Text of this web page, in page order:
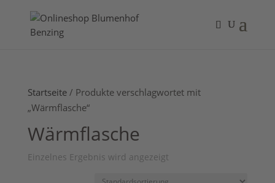
Startseite/ Produkte verschlagwortet mit
„Wärmflasche“
Wärmflasche
Einzelnes Ergebnis wird angezeigt